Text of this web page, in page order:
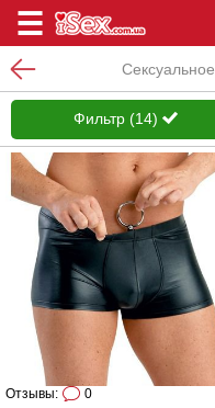
Фильтр (14)
Отзывы: 0